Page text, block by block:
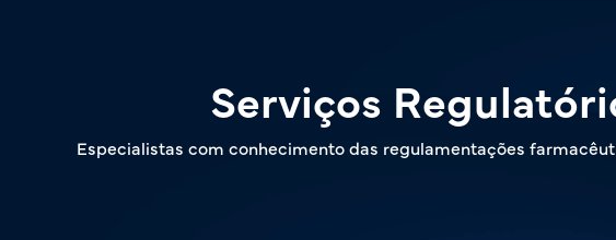
Serviços
Especialistas com conhecimento das regulamentações